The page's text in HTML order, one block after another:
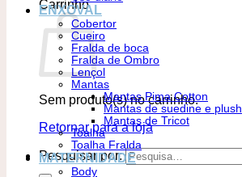
Carrinho
Sem produto(s) no carrinho.
Retornar para a loja
Pesquisar por:
ENXOVAL
Cobertor
Cueiro
Fralda de boca
Fralda de Ombro
Lençol
Mantas
Mantas Pima Cotton
Mantas de suedine e plush
Mantas de Tricot
Toalha
Toalha Fralda
MATERNIDADE
Body